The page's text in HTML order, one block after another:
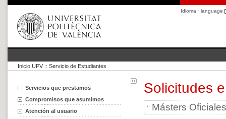
Idioma · language
Inicio UPV :: Servicio de Estudiantes
Servicios que prestamos
Compromisos que asumimos
Atención al usuario
Solicitudes
Másters